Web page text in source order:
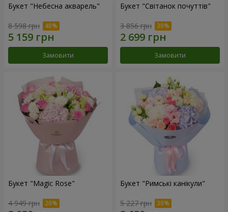
Букет "Небесна акварель"
8 598 грн
Замовити
Букет "Світанок почуттів"
3 856 грн
Замовити
Букет "Magic Rose"
4 949 грн
Букет "Римські канікули"
5 227 грн